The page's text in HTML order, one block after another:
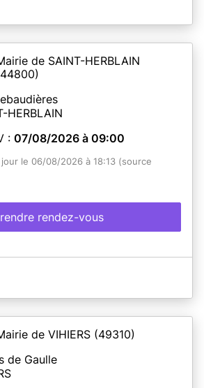
En savoir plus
de SAINT-HERBLAIN
HERBLAIN
: 07/08/2026 à 09:00
le 06/08/2026 à 18:13 (source
rendez-vous
de VIHIERS (49310)
de Gaulle